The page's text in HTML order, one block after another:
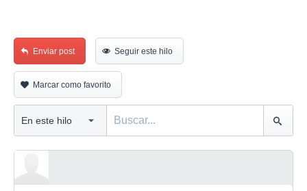
Enviar post Seguir este hilo
Marcar como favorito